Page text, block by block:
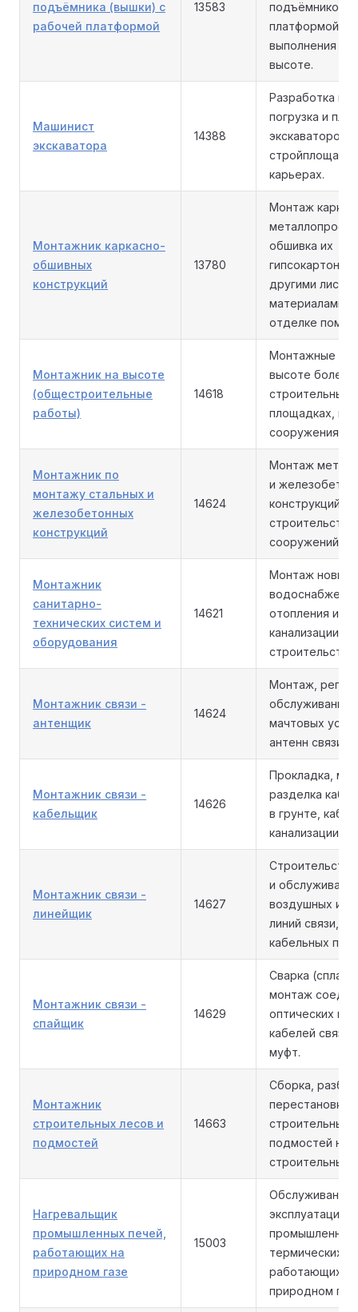
подъёмника (вышки) с
рабочей платформой
13583
подъёмником
платформой
выполнения
высоте.
Машинист
экскаватора
14388
Разработка
погрузка и
экскаватором
карьерах.
Монтажник каркасно-
обшивных
конструкций
13780
Монтаж
обшивка их
гипсокартоном
другими
материалами
отделке
Монтажник на высоте
(общестроительные
работы)
14618
Монтажные
высоте более
строительных
площадках, в
сооружениях.
Монтажник по
монтажу стальных и
железобетонных
конструкций
14624
Монтаж
и
конструкций
сооружений.
Монтажник
санитарно-
технических систем и
оборудования
14621
Монтаж новых
отопления и
канализации
строительства.
Монтажник связи -
антенщик
14624
Монтаж,
обслуживание
мачтовых
антенн связи.
Монтажник связи -
кабельщик
14626
Прокладка,
разделка
в грунте,
канализации и
Монтажник связи -
линейщик
14627
и
воздушных и
линий связи,
кабельных
Монтажник связи -
спайщик
14629
Сварка
монтаж
оптических и
кабелей связи,
муфт.
Монтажник
строительных лесов и
подмостей
14663
Сборка,
перестановка
строительных
подмостей на
строительных
Нагревальщик
промышленных печей,
работающих на
природном газе
15003
Обслуживание
эксплуатация
промышленных
термических
работающих на
природном